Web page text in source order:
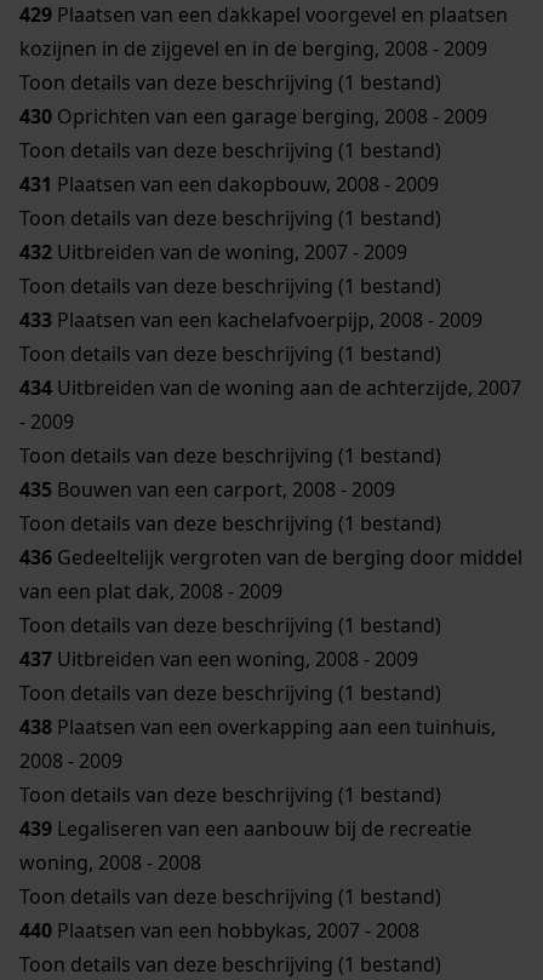
429 Plaatsen van een dakkapel voorgevel en plaatsen
kozijnen in de zijgevel en in de berging, 2008 - 2009
Toon details van deze beschrijving (1 bestand)
430 Oprichten van een garage berging, 2008 - 2009
Toon details van deze beschrijving (1 bestand)
431 Plaatsen van een dakopbouw, 2008 - 2009
Toon details van deze beschrijving (1 bestand)
432 Uitbreiden van de woning, 2007 - 2009
Toon details van deze beschrijving (1 bestand)
433 Plaatsen van een kachelafvoerpijp, 2008 - 2009
Toon details van deze beschrijving (1 bestand)
434 Uitbreiden van de woning aan de achterzijde, 2007
- 2009
Toon details van deze beschrijving (1 bestand)
435 Bouwen van een carport, 2008 - 2009
Toon details van deze beschrijving (1 bestand)
436 Gedeeltelijk vergroten van de berging door middel
van een plat dak, 2008 - 2009
Toon details van deze beschrijving (1 bestand)
437 Uitbreiden van een woning, 2008 - 2009
Toon details van deze beschrijving (1 bestand)
438 Plaatsen van een overkapping aan een tuinhuis,
2008 - 2009
Toon details van deze beschrijving (1 bestand)
439 Legaliseren van een aanbouw bij de recreatie
woning, 2008 - 2008
Toon details van deze beschrijving (1 bestand)
440 Plaatsen van een hobbykas, 2007 - 2008
Toon details van deze beschrijving (1 bestand)